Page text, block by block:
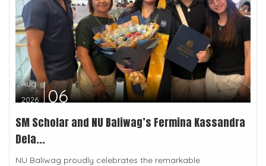
Aug
2026
06
SM Scholar and NU Baliwag’s Fermina Kassandra
Dela...
NU Baliwag proudly celebrates the remarkable